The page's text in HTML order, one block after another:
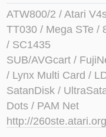
ATW800/2 / Atari
TT030 / Mega STe /
/ SC1435
SUB/AVGcart /
/ Lynx Multi Card /
SatanDisk /
Dots / PAM Net
http://260ste.atari.org